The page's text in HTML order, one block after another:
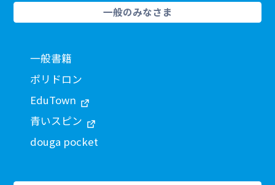
一般のみなさま
一般書籍
ポリドロン
EduTown
青いスピン
douga pocket